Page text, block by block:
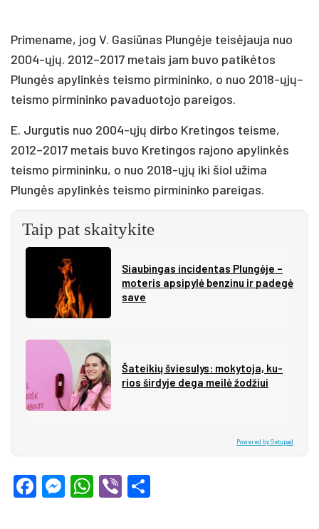
Primename, jog V. Gasiūnas Plungėje teisėjauja nuo
2004-ųjų. 2012–2017 metais jam buvo patikėtos
Plungės apylinkės teismo pirmininko, o nuo 2018-ųjų–
teismo pirmininko pavaduotojo pareigos.
E. Jurgutis nuo 2004-ųjų dirbo Kretingos teisme,
2012–2017 metais buvo Kretingos rajono apylinkės
teismo pirmininku, o nuo 2018-ųjų iki šiol užima
Plungės apylinkės teismo pirmininko pareigas.
Taip pat skaitykite
Siau­bin­gas in­ci­den­tas Plun­gė­je –
mo­te­ris ap­si­py­lė ben­zi­nu ir pa­de­gė
sa­ve
Ša­tei­kių švie­su­lys: mo­ky­to­ja, ku­
rios šir­dy­je de­ga mei­lė žo­džiui
Powered by Setupad
Facebook
Messenger
WhatsApp
Viber